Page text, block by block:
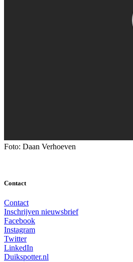
Foto: Daan Verhoeven
Contact
Contact
Inschrijven nieuwsbrief
Facebook
Instagram
Twitter
LinkedIn
Duikspotter.nl